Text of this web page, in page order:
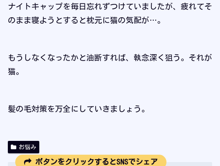
ナイトキャップを毎日忘れずつけていましたが、疲れてそ
のまま寝ようとすると枕元に猫の気配が…。
もうしなくなったかと油断すれば、執念深く狙う。それが
猫。
髪の毛対策を万全にしていきましょう。
お悩み
ボタンをクリックするとSNSでシェア